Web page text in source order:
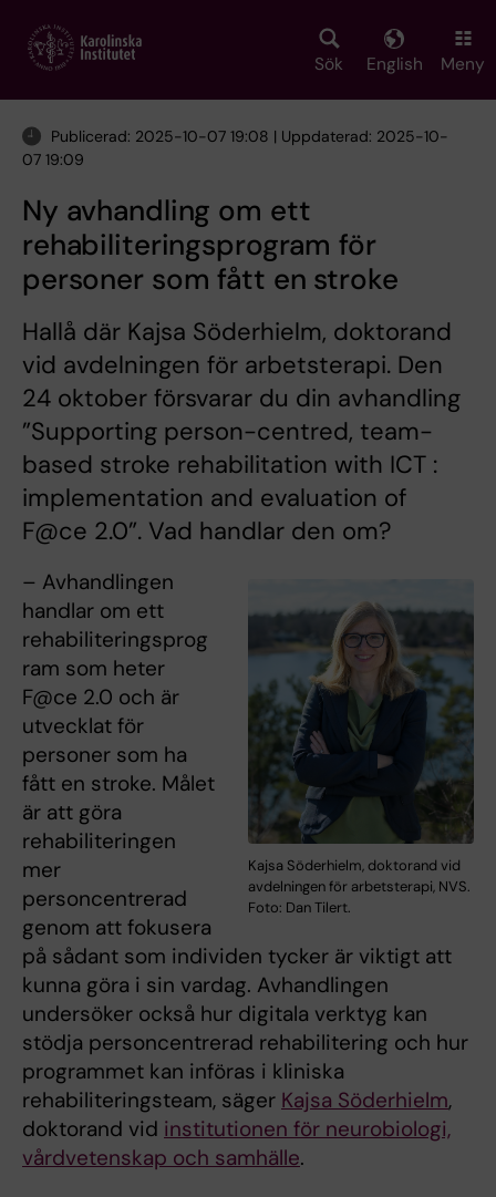
main
Sök English Meny
Publicerad: 2025-10-07 19:08 | Uppdaterad: 2025-10-
07 19:09
Ny avhandling om ett
rehabiliteringsprogram för
personer som fått en stroke
Hallå där Kajsa Söderhielm, doktorand
vid avdelningen för arbetsterapi. Den
24 oktober försvarar du din avhandling
”Supporting person-centred, team-
based stroke rehabilitation with ICT :
implementation and evaluation of
F@ce 2.0”. Vad handlar den om?
Kajsa Söderhielm, doktorand vid
avdelningen för arbetsterapi, NVS.
Foto: Dan Tilert.
– Avhandlingen
handlar om ett
rehabiliteringsprog
ram som heter
F@ce 2.0 och är
utvecklat för
personer som ha
fått en stroke. Målet
är att göra
rehabiliteringen
mer
personcentrerad
genom att fokusera
på sådant som individen tycker är viktigt att
kunna göra i sin vardag. Avhandlingen
undersöker också hur digitala verktyg kan
stödja personcentrerad rehabilitering och hur
programmet kan införas i kliniska
rehabiliteringsteam, säger Kajsa Söderhielm,
doktorand vid institutionen för neurobiologi,
vårdvetenskap och samhälle.